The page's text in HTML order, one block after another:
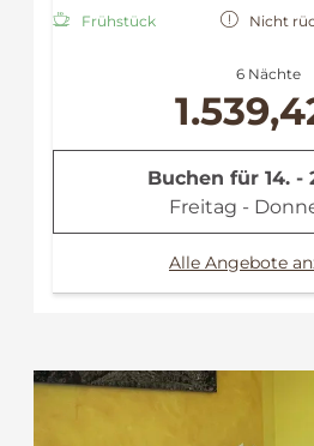
Frühstück Nicht
6 Nächte
Buchen für 14. -
Freitag -
Alle Angebote